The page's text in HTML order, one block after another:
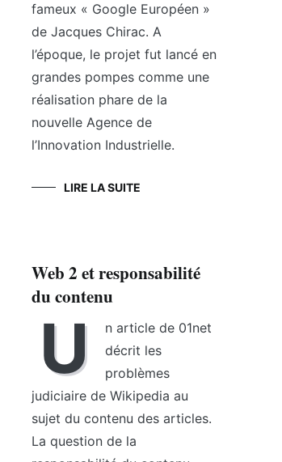
fameux « Google Européen »
de Jacques Chirac. A
l’époque, le projet fut lancé en
grandes pompes comme une
réalisation phare de la
nouvelle Agence de
l’Innovation Industrielle.
LIRE LA SUITE
Web 2 et responsabilité
du contenu
U
n article de 01net
décrit les
problèmes
judiciaire de Wikipedia au
sujet du contenu des articles.
La question de la